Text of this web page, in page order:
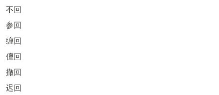
不回
参回
缠回
儃回
撤回
迟回